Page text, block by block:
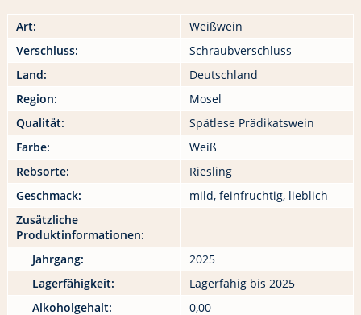
Art:
Weißwein
Verschluss:
Schraubverschluss
Land:
Deutschland
Region:
Mosel
Qualität:
Spätlese Prädikatswein
Farbe:
Weiß
Rebsorte:
Riesling
Geschmack:
mild, feinfruchtig, lieblich
Zusätzliche
Produktinformationen:
Jahrgang:
2025
Lagerfähigkeit:
Lagerfähig bis 2025
Alkoholgehalt:
0,00